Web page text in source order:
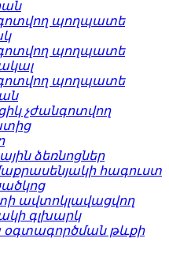
պողպատե
պողպատե
պողպատե
չժանգոտվող
ձեռնոցներ
հագուստ
ավտոկլավացվող
գլխարկ
օգտագործման թևքի